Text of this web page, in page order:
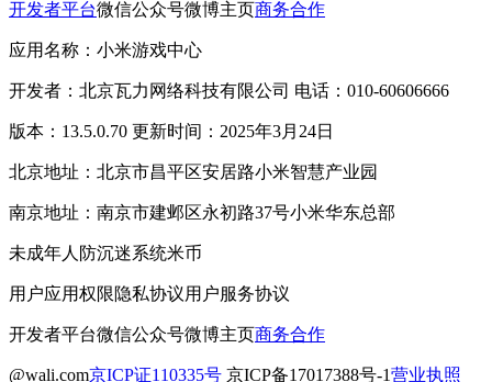
开发者平台微信公众号微博主页商务合作
应用名称：小米游戏中心
开发者：北京瓦力网络科技有限公司 电话：010-60606666
版本：13.5.0.70 更新时间：2025年3月24日
北京地址：北京市昌平区安居路小米智慧产业园
南京地址：南京市建邺区永初路37号小米华东总部
未成年人防沉迷系统米币
用户应用权限隐私协议用户服务协议
开发者平台微信公众号微博主页商务合作
@wali.com京ICP证110335号 京ICP备17017388号-1营业执照